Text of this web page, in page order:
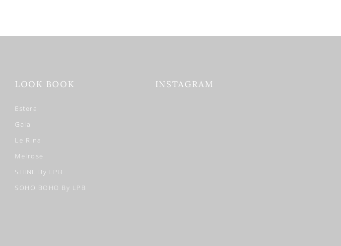
LOOK BOOK
Estera
Gala
Le Rina
Melrose
SHINE By LPB
SOHO BOHO By LPB
INSTAGRAM